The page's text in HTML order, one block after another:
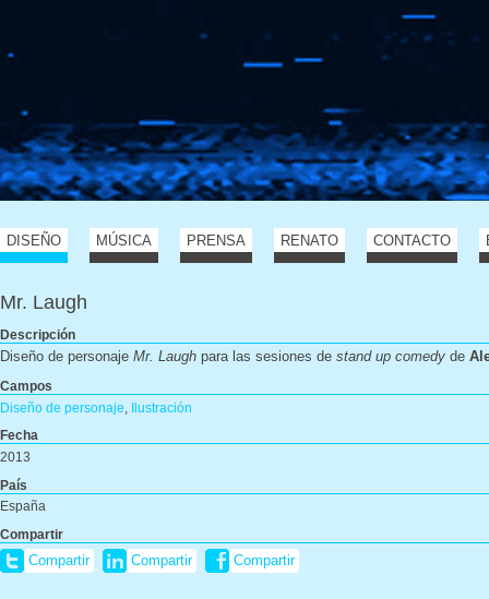
DISEÑO MÚSICA PRENSA RENATO CONTACTO
Mr. Laugh
Descripción
Diseño de personaje Mr. Laugh para las sesiones de stand up comedy de
Campos
Diseño de personaje
Ilustración
Fecha
2013
País
España
Compartir
Compartir Compartir Compartir